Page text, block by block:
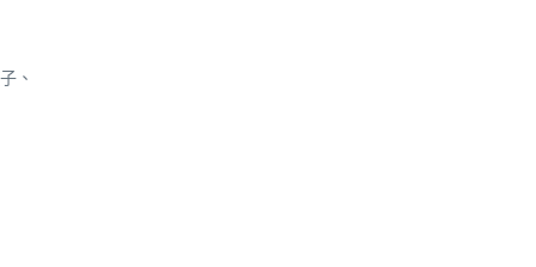
、